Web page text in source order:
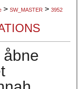
> SW_MASTER > 3952